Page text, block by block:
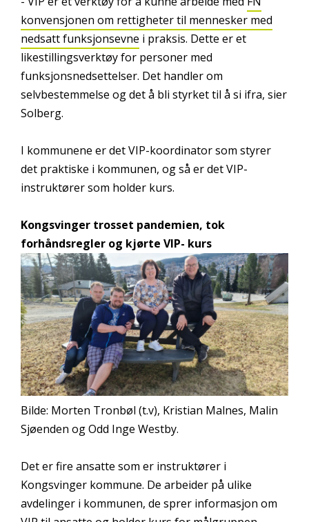
konvensjonen om rettigheter til mennesker med
nedsatt funksjonsevne i praksis. Dette er et
likestillingsverktøy for personer med
funksjonsnedsettelser. Det handler om
selvbestemmelse og det å bli styrket til å si ifra, sier
Solberg.
I kommunene er det VIP-koordinator som styrer
det praktiske i kommunen, og så er det VIP-
instruktører som holder kurs.
Kongsvinger trosset pandemien, tok
forhåndsregler og kjørte VIP- kurs
Bilde: Morten Tronbøl (t.v), Kristian Malnes, Malin
Sjøenden og Odd Inge Westby.
Det er fire ansatte som er instruktører i
Kongsvinger kommune. De arbeider på ulike
avdelinger i kommunen, de sprer informasjon om